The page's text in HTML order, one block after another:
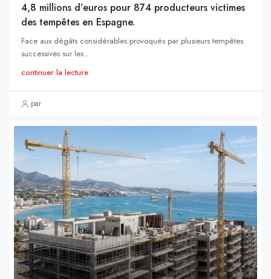
4,8 millions d’euros pour 874 producteurs victimes
des tempêtes en Espagne.
Face aux dégâts considérables provoqués par plusieurs tempêtes
successives sur les...
continuer la lecture
par